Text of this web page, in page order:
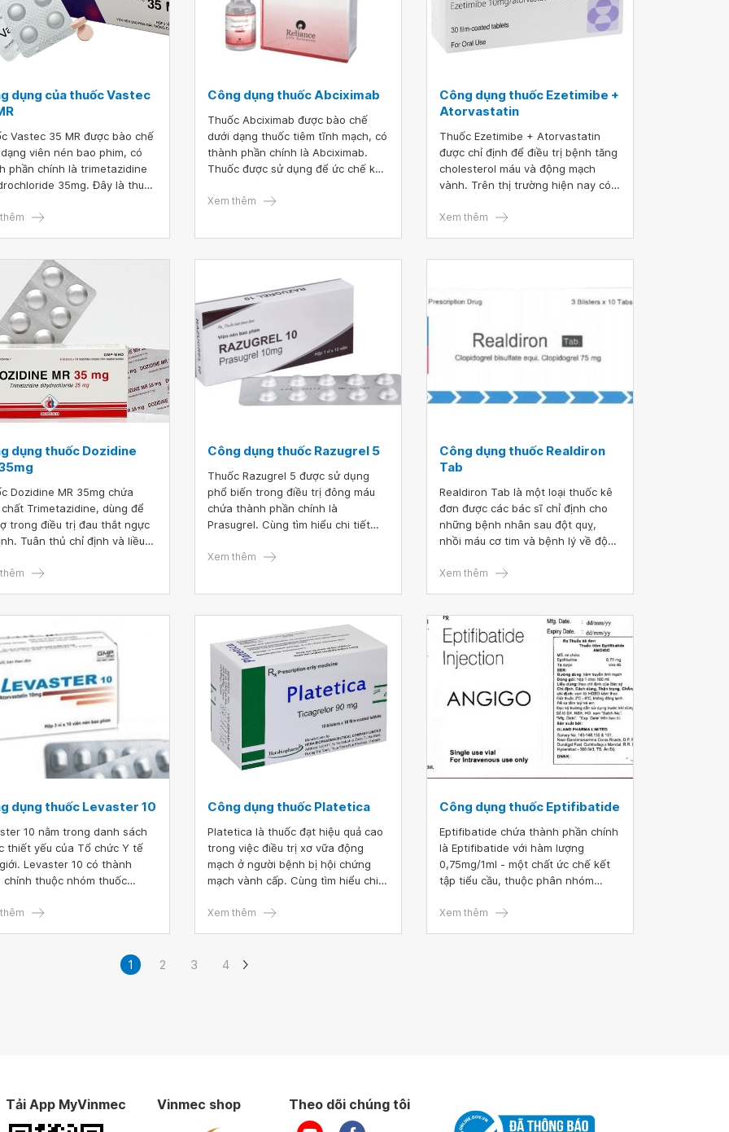
dụng của thuốc Vastec
Vastec 35 MR được bào chế
viên nén bao phim, có
phần chính là trimetazidine
35mg. Đây là thuốc
đau thắt ngực ổn định.
Công dụng thuốc Abciximab
Thuốc Abciximab được bào chế
dưới dạng thuốc tiêm tĩnh mạch, có
thành phần chính là Abciximab.
Thuốc được sử dụng để ức chế kết
đảm bảo hiệu quả điều trị và tránh
Xem thêm
Công dụng thuốc Ezetimibe +
Atorvastatin
Thuốc Ezetimibe + Atorvastatin
được chỉ định để điều trị bệnh tăng
cholesterol máu và động mạch
vành. Trên thị trường hiện nay có
thuốc Ezetimibe và Atorvastatin tuy
Xem thêm
dụng thuốc Dozidine
Dozidine MR 35mg chứa
Trimetazidine, dùng để
trong điều trị đau thắt ngực
Tuân thủ chỉ định và liều
bệnh nâng cao hiệu quả điều
Công dụng thuốc Razugrel 5
Thuốc Razugrel 5 được sử dụng
phổ biến trong điều trị đông máu
chứa thành phần chính là
Prasugrel. Cùng tìm hiểu chi tiết
những lưu ý khi dùng thuốc
Xem thêm
Công dụng thuốc Realdiron
Tab
Realdiron Tab là một loại thuốc kê
đơn được các bác sĩ chỉ định cho
những bệnh nhân sau đột quỵ,
nhồi máu cơ tim và bệnh lý về động
Realdiron Tab an toàn và hiệu quả,
dung thông tin trong bài viết sau
đây.
Xem thêm
dụng thuốc Levaster 10
10 nằm trong danh sách
thiết yếu của Tổ chức Y tế
Levaster 10 có thành
chính thuộc nhóm thuốc
tim mạch ở những người có
Công dụng thuốc Platetica
Platetica là thuốc đạt hiệu quả cao
trong việc điều trị xơ vữa động
mạch ở người bệnh bị hội chứng
mạch vành cấp. Cùng tìm hiểu chi
thông qua bài viết dưới đây.
Xem thêm
Công dụng thuốc Eptifibatide
Eptifibatide chứa thành phần chính
là Eptifibatide với hàm lượng
0,75mg/1ml - một chất ức chế kết
tập tiểu cầu, thuộc phân nhóm
Aspartate). Thuốc được sử dụng
Xem thêm
1 2 3 4
Tải App MyVinmec Vinmec shop Theo dõi chúng tôi